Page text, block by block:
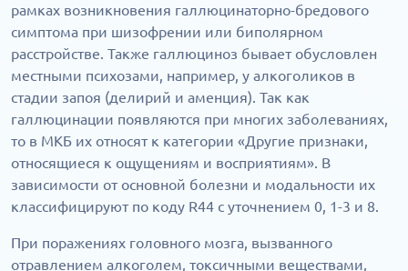
рамках возникновения галлюцинаторно-бредового
симптома при шизофрении или биполярном
расстройстве. Также галлюциноз бывает обусловлен
местными психозами, например, у алкоголиков в
стадии запоя (делирий и аменция). Так как
галлюцинации появляются при многих заболеваниях,
то в МКБ их относят к категории «Другие признаки,
относящиеся к ощущениям и восприятиям». В
зависимости от основной болезни и модальности их
классифицируют по коду R44 с уточнением 0, 1-3 и 8.
При поражениях головного мозга, вызванного
отравлением алкоголем, токсичными веществами,